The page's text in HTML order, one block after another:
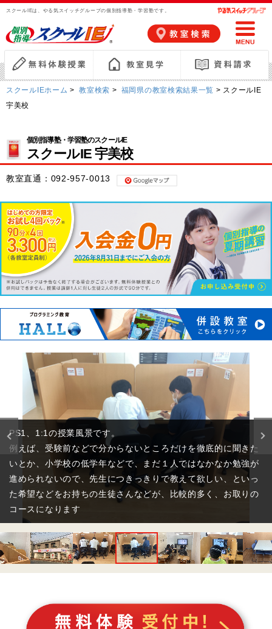
スクールIEは、やる気スイッチグループの個別指導塾・学習塾です。
スクールIEホーム > 教室検索 > 福岡県の教室検索結果一覧 > スクールIE
宇美校
個別指導塾・学習塾のスクールIE
スクールIE 宇美校
教室直通： 092-957-0013
中学生の小集団授業の様子です。
国語、理科、社会については、個別でも受講可能ですが、中学
生の皆様にはこのような小集団のコースも用意しております。